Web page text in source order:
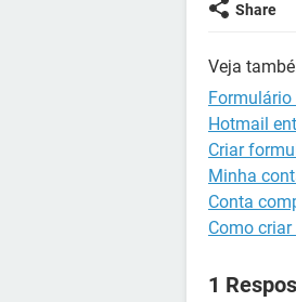
Share
Veja
Hotmail
Criar
Minha
Conta
Como
1